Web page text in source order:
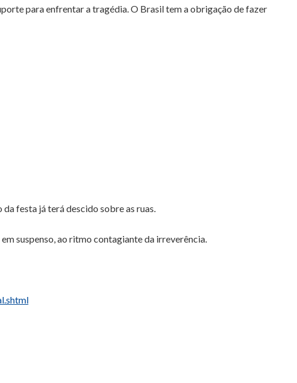
para enfrentar a tragédia. O Brasil tem a obrigação de fazer
festa já terá descido sobre as ruas.
suspenso, ao ritmo contagiante da irreverência.